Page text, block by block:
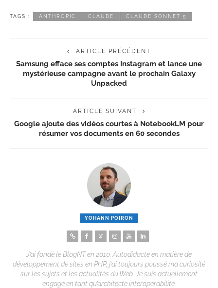
TAGS : ANTHROPIC CLAUDE CLAUDE SONNET 5
ARTICLE PRÉCÉDENT
Samsung efface ses comptes Instagram et lance une
mystérieuse campagne avant le prochain Galaxy
Unpacked
ARTICLE SUIVANT
Google ajoute des vidéos courtes à NotebookLM pour
résumer vos documents en 60 secondes
YOHANN POIRON
J’ai fondé le BlogNT en 2010. Autodidacte en matière de
développement de sites en PHP, j’ai toujours poussé ma curiosité
sur les sujets et les actualités du Web. Je suis actuellement
engagé en tant qu’architecte interopérabilité.